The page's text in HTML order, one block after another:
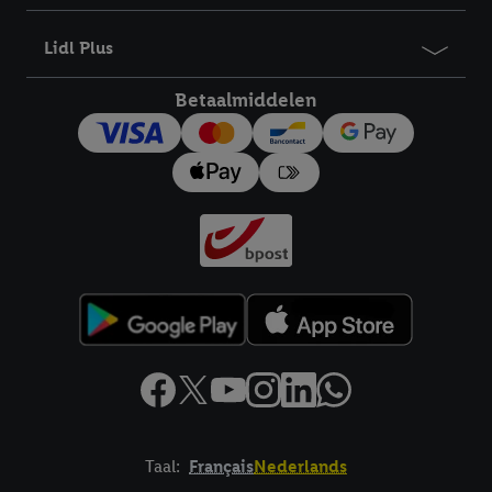
Lidl Plus
Betaalmiddelen
Taal: FrançaisNederlands
bewaartermijn van de gegevens en uw recht om uw
toestemming te allen tijde met vooruitwerkende kracht in te